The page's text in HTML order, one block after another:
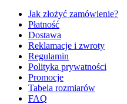
Jak złożyć zamówienie?
Płatność
Dostawa
Reklamacje i zwroty
Regulamin
Polityka prywatności
Promocje
Tabela rozmiarów
FAQ